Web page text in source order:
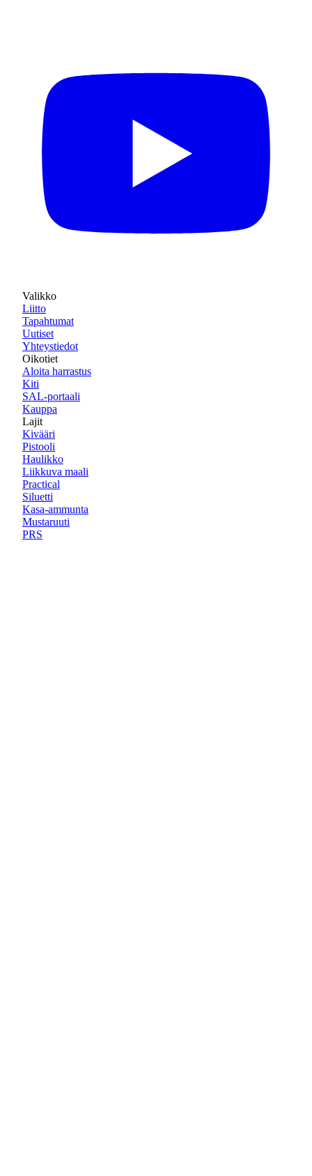
Valikko
Liitto
Tapahtumat
Uutiset
Yhteystiedot
Oikotiet
Aloita harrastus
Kiti
SAL-portaali
Kauppa
Lajit
Kivääri
Pistooli
Haulikko
Liikkuva maali
Practical
Siluetti
Kasa-ammunta
Mustaruuti
PRS